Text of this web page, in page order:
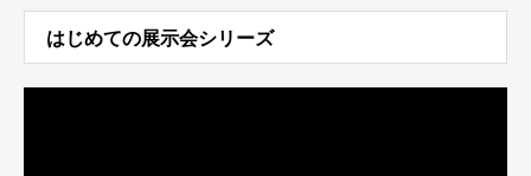
はじめての展示会シリーズ